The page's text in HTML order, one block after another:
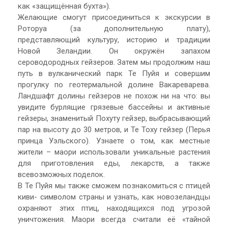
как «защищённая бухта»).
Желающие смогут присоединиться к экскурсии в
Роторуа (за дополнительную плату),
представляющий культуру, историю и традиции
Новой Зеландии. Он окружён запахом
сероводородных гейзеров. Затем мы продолжим наш
путь в вулканический парк Те Пуйя и совершим
прогулку по геотермальной долине Вакареварева.
Ландшафт долины гейзеров не похож ни на что: вы
увидите бурлящие грязевые бассейны и активные
гейзеры, знаменитый Похуту гейзер, выбрасывающий
пар на высоту до 30 метров, и Те Тоху гейзер (Перья
принца Уэльского). Узнаете о том, как местные
жители – маори использовали уникальные растения
для приготовления еды, лекарств, а также
всевозможных поделок.
В Те Пуйя мы также сможем познакомиться с птицей
киви- символом страны и узнать, как новозеландцы
охраняют этих птиц, находящихся под угрозой
уничтожения. Маори всегда считали её «тайной